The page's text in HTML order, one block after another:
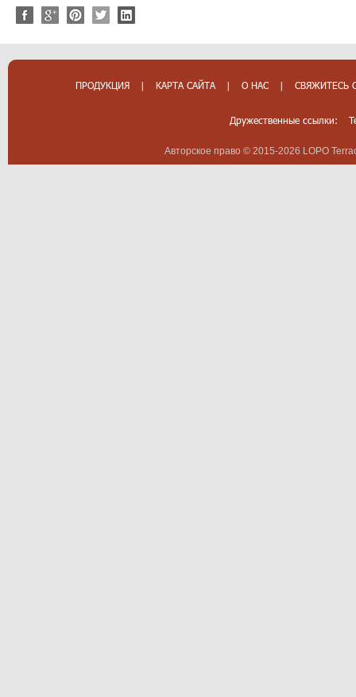
ПРОДУКЦИЯ | КАРТА САЙТА | О НАС | СВЯЖИТЕСЬ
Дружественные ссылки:
Авторское право © 2015-2026 LOPO